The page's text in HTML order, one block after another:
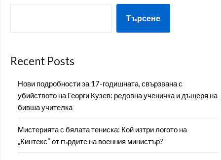
Търсене
Recent Posts
Нови подробности за 17-годишната, свързвана с
убийството на Георги Кузев: редовна ученичка и дъщеря на
бивша учителка
Мистерията с бялата тениска: Кой изтри логото на
„Кинтекс“ от гърдите на военния министър?